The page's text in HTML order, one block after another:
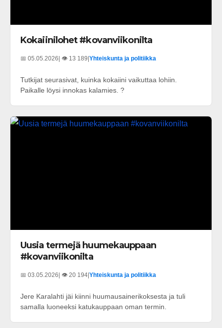
Kokaiinilohet #kovanviikonilta
📅 05.05.2026 | 👁️ 13 189 Yhteiskunta ja politiikka
Tutkijat seurasivat, kuinka kokaiini vaikuttaa lohiin.
Paikalle löysi innokas kalamies. ?
Uusia termejä huumekauppaan
#kovanviikonilta
📅 03.05.2026| 👁️ 20 194|Yhteiskunta ja politiikka
Jere Karalahti jäi kiinni huumausainerikoksesta ja tuli
samalla luoneeksi katukauppaan oman termin.